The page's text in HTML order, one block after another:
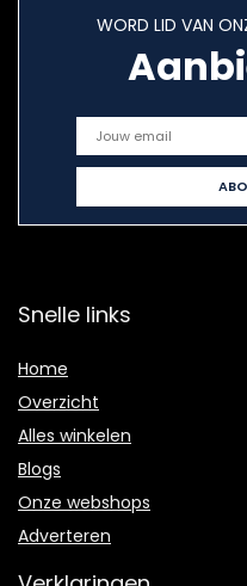
WORD LID VAN
Snelle links
Home
Overzicht
Alles winkelen
Blogs
Onze webshops
Adverteren